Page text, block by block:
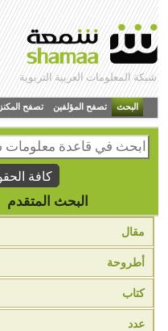
شبكة المعلومات العربية التربوية
البحث تصفح المؤلفين تصفح المكنز
البحث المتقدم
مقال
أطروحة
كتاب
عدد